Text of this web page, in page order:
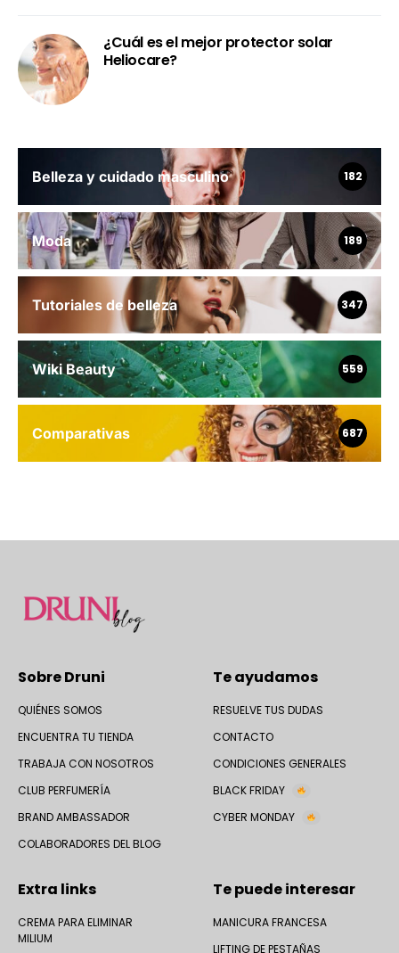
¿Cuál es el mejor protector solar
Heliocare?
Belleza y cuidado masculino 182
Moda 189
Tutoriales de belleza 347
Wiki Beauty 559
Comparativas 687
Sobre Druni
QUIÉNES SOMOS
ENCUENTRA TU TIENDA
TRABAJA CON NOSOTROS
CLUB PERFUMERÍA
BRAND AMBASSADOR
COLABORADORES DEL BLOG
Te ayudamos
RESUELVE TUS DUDAS
CONTACTO
CONDICIONES GENERALES
BLACK FRIDAY
CYBER MONDAY
Extra links
CREMA PARA ELIMINAR
MILIUM
Te puede interesar
MANICURA FRANCESA
LIFTING DE PESTAÑAS